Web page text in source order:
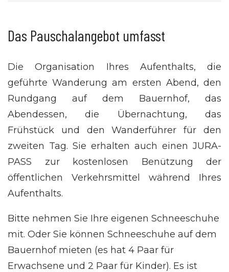
Das Pauschalangebot umfasst
Die Organisation Ihres Aufenthalts, die
geführte Wanderung am ersten Abend, den
Rundgang auf dem Bauernhof, das
Abendessen, die Übernachtung, das
Frühstück und den Wanderführer für den
zweiten Tag. Sie erhalten auch einen JURA-
PASS zur kostenlosen Benützung der
öffentlichen Verkehrsmittel während Ihres
Aufenthalts.
Bitte nehmen Sie Ihre eigenen Schneeschuhe
mit. Oder Sie können Schneeschuhe auf dem
Bauernhof mieten (es hat 4 Paar für
Erwachsene und 2 Paar für Kinder). Es ist